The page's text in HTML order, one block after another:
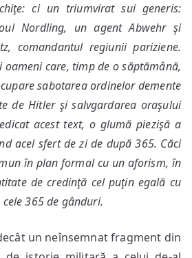
ci un triumvirat sui generis:
Nordling, un agent Abwehr şi
comandantul regiunii pariziene.
oameni care, timp de o săptămână,
sabotarea ordinelor demente
de Hitler şi salvgardarea oraşului
acest text, o glumă piezişă a
acel sfert de zi de după 365. Căci
în plan formal cu un aforism, în
de credinţă cel puţin egală cu
365 de gânduri.
un neînsemnat fragment din